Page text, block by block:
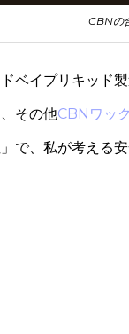
CBNの
ベイプリキッド
その他CBNワッ
で、私が考える